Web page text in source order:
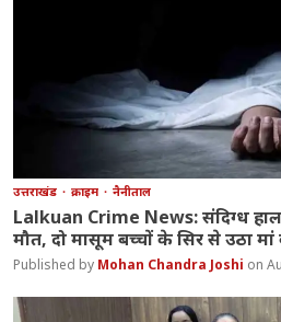
उत्तराखंड क्राइम नैनीताल
Lalkuan Crime News: संदिग्ध
मौत, दो मासूम बच्चों के सिर से उठा मां
Mohan Chandra Joshi